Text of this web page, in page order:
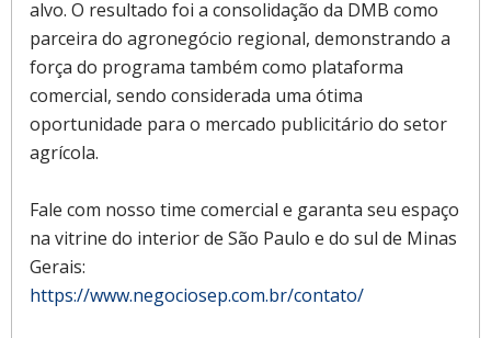
alvo. O resultado foi a consolidação da DMB como
parceira do agronegócio regional, demonstrando a
força do programa também como plataforma
comercial, sendo considerada uma ótima
oportunidade para o mercado publicitário do setor
agrícola.
Fale com nosso time comercial e garanta seu espaço
na vitrine do interior de São Paulo e do sul de Minas
Gerais:
https://www.negociosep.com.br/contato/